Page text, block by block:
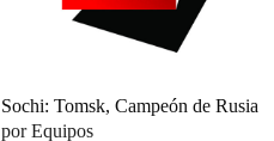
Sochi: Tomsk, Campeón de Rusia
por Equipos